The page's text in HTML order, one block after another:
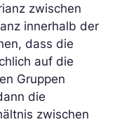
zwischen
innerhalb der
dass die
auf die
Gruppen
die
zwischen